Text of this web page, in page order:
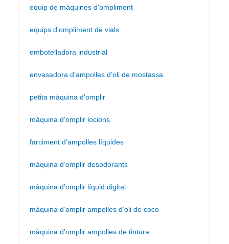
equip de màquines d'ompliment
equips d'ompliment de vials
embotelladora industrial
envasadora d’ampolles d’oli de mostassa
petita màquina d'omplir
màquina d’omplir locions
farciment d’ampolles líquides
màquina d’omplir desodorants
màquina d’omplir líquid digital
màquina d’omplir ampolles d’oli de coco
màquina d’omplir ampolles de tintura